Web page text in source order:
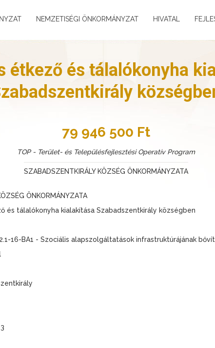
NEMZETISÉGI ÖNKORMÁNYZAT HIVATAL
étkező és tálalókonyha
79 946 500 Ft
TOP - Terület- és Településfejlesztési Operatív Program
SZABADSZENTKIRÁLY KÖZSÉG ÖNKORMÁNYZATA
ÖNKORMÁNYZATA
és tálalókonyha kialakítása Szabadszentkirály községben
16-BA1 - Szociális alapszolgáltatások infrastruktúrájának